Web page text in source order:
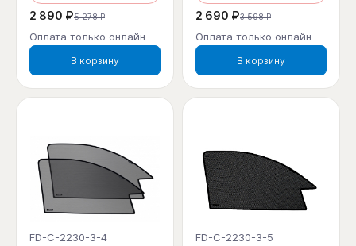
2 890 ₽5 278 ₽
Оплата только онлайн
В корзину
2 690 ₽3 598 ₽
Оплата только онлайн
В корзину
FD-C-2230-3-4 FD-C-2230-3-5